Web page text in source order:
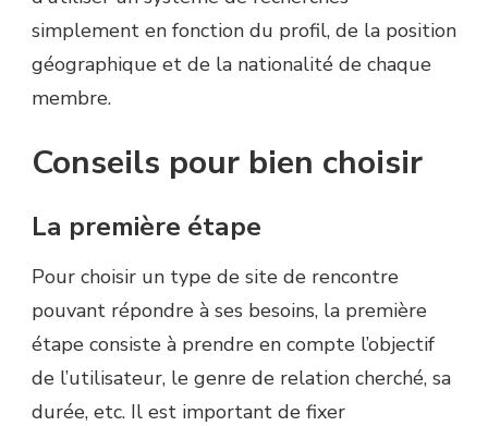
simplement en fonction du profil, de la position
géographique et de la nationalité de chaque
membre.
Conseils pour bien choisir
La première étape
Pour choisir un type de site de rencontre
pouvant répondre à ses besoins, la première
étape consiste à prendre en compte l’objectif
de l’utilisateur, le genre de relation cherché, sa
durée, etc. Il est important de fixer